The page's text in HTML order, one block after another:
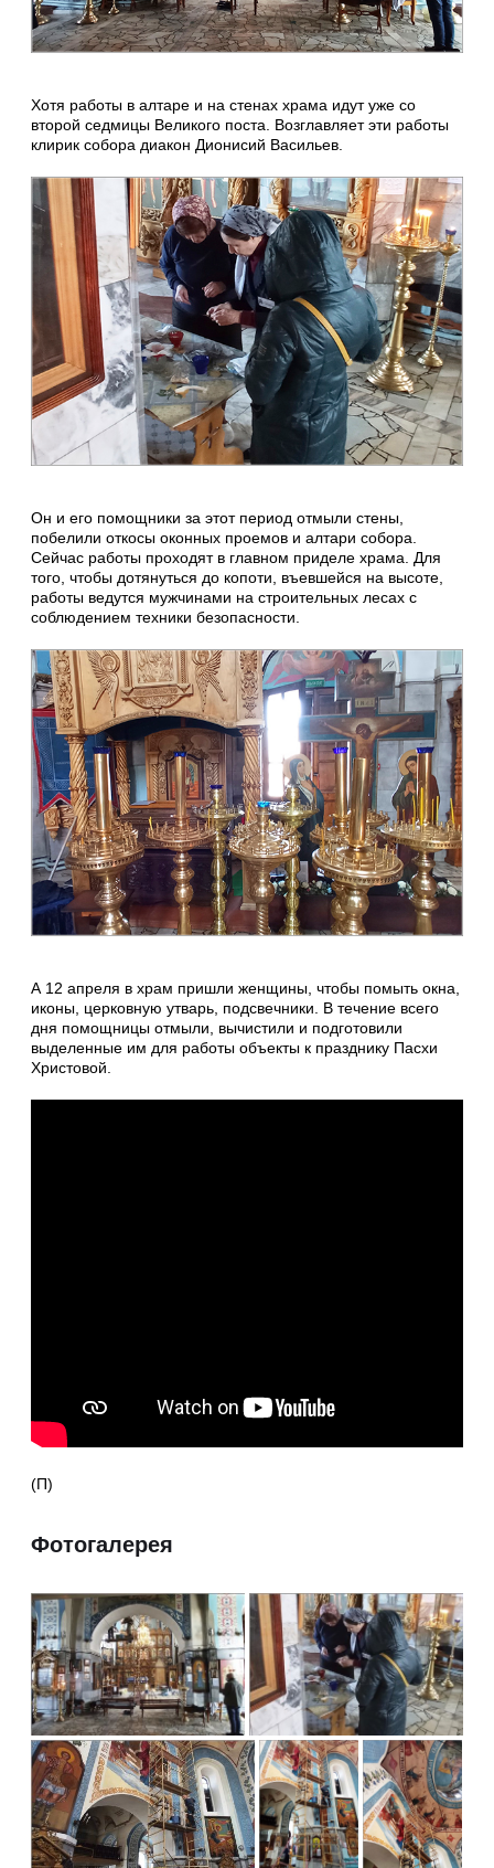
Хотя работы в алтаре и на стенах храма идут уже со
второй седмицы Великого поста. Возглавляет эти работы
клирик собора диакон Дионисий Васильев.
Он и его помощники за этот период отмыли стены,
побелили откосы оконных проемов и алтари собора.
Сейчас работы проходят в главном приделе храма. Для
того, чтобы дотянуться до копоти, въевшейся на высоте,
работы ведутся мужчинами на строительных лесах с
соблюдением техники безопасности.
А 12 апреля в храм пришли женщины, чтобы помыть окна,
иконы, церковную утварь, подсвечники. В течение всего
дня помощницы отмыли, вычистили и подготовили
выделенные им для работы объекты к празднику Пасхи
Христовой.
(П)
Фотогалерея